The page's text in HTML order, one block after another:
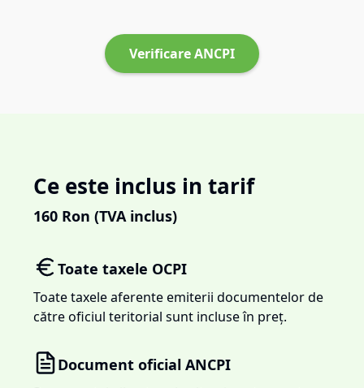
Verificare ANCPI
Ce este inclus in tarif
160 Ron (TVA inclus)
Toate taxele OCPI
Toate taxele aferente emiterii documentelor de
către oficiul teritorial sunt incluse în preț.
Document oficial ANCPI